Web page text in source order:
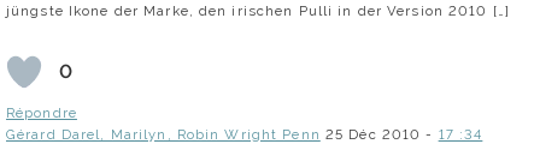
jüngste Ikone der Marke, den irischen Pulli in der Version 2010 […]
0
Répondre
Gérard Darel, Marilyn, Robin Wright Penn 25 Déc 2010 - 17 :34